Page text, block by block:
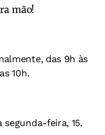
mão!
das 9h às
10h.
segunda-feira, 15.